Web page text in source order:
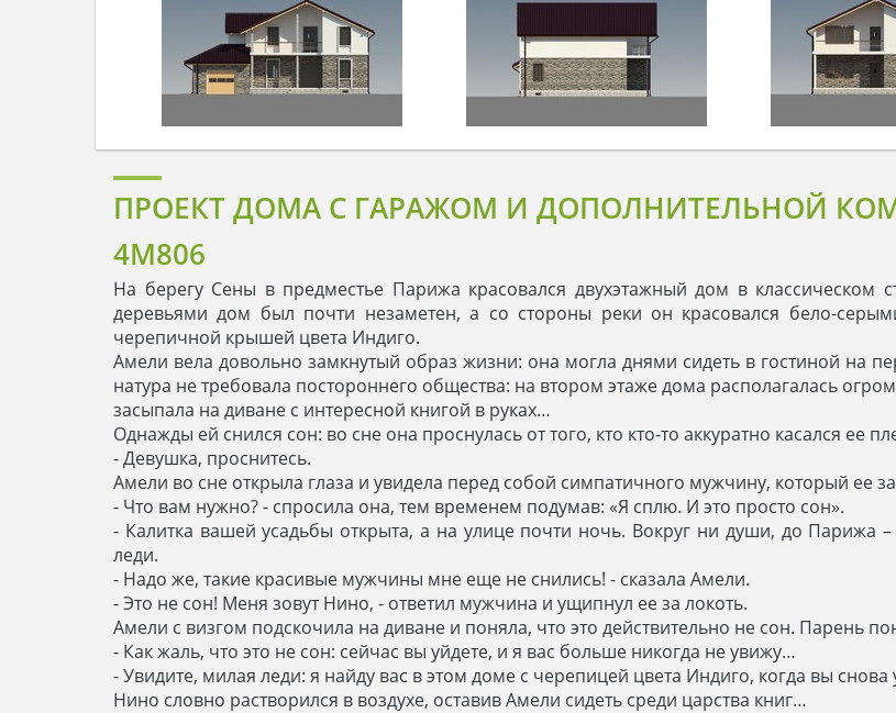
ПРОЕКТ ДОМА С ГАРАЖОМ И ДОПОЛНИТЕЛЬНОЙ
4M806
На берегу Сены в предместье Парижа красовался двухэтажный дом в классическом
деревьями дом был почти незаметен, а со стороны реки он красовался бело-
черепичной крышей цвета Индиго.
Амели вела довольно замкнутый образ жизни: она могла днями сидеть в гостиной на
натура не требовала постороннего общества: на втором этаже дома располагалась
засыпала на диване с интересной книгой в руках…
Однажды ей снился сон: во сне она проснулась от того, кто кто-то аккуратно касался ее
- Девушка, проснитесь.
Амели во сне открыла глаза и увидела перед собой симпатичного мужчину, который ее
- Что вам нужно? - спросила она, тем временем подумав: «Я сплю. И это просто сон».
- Калитка вашей усадьбы открыта, а на улице почти ночь. Вокруг ни души, до Парижа
леди.
- Надо же, такие красивые мужчины мне еще не снились! - сказала Амели.
- Это не сон! Меня зовут Нино, - ответил мужчина и ущипнул ее за локоть.
Амели с визгом подскочила на диване и поняла, что это действительно не сон. Парень
- Как жаль, что это не сон: сейчас вы уйдете, и я вас больше никогда не увижу…
- Увидите, милая леди: я найду вас в этом доме с черепицей цвета Индиго, когда вы снова
Нино словно растворился в воздухе, оставив Амели сидеть среди царства книг…